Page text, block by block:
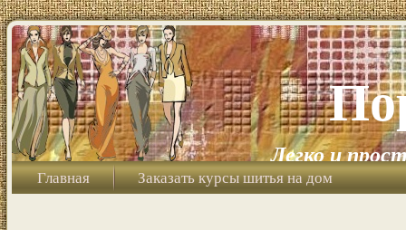
Легко и
Главная Заказать курсы шитья на дом